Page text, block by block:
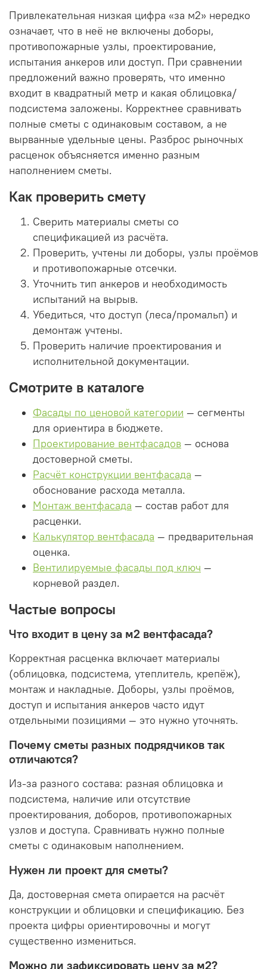
Привлекательная низкая цифра «за м2» нередко
означает, что в неё не включены доборы,
противопожарные узлы, проектирование,
испытания анкеров или доступ. При сравнении
предложений важно проверять, что именно
входит в квадратный метр и какая облицовка/
подсистема заложены. Корректнее сравнивать
полные сметы с одинаковым составом, а не
вырванные удельные цены. Разброс рыночных
расценок объясняется именно разным
наполнением сметы.
Как проверить смету
Сверить материалы сметы со
спецификацией из расчёта.
Проверить, учтены ли доборы, узлы проёмов
и противопожарные отсечки.
Уточнить тип анкеров и необходимость
испытаний на вырыв.
Убедиться, что доступ (леса/промальп) и
демонтаж учтены.
Проверить наличие проектирования и
исполнительной документации.
Смотрите в каталоге
Фасады по ценовой категории — сегменты
для ориентира в бюджете.
Проектирование вентфасадов — основа
достоверной сметы.
Расчёт конструкции вентфасада —
обоснование расхода металла.
Монтаж вентфасада — состав работ для
расценки.
Калькулятор вентфасада — предварительная
оценка.
Вентилируемые фасады под ключ —
корневой раздел.
Частые вопросы
Что входит в цену за м2 вентфасада?
Корректная расценка включает материалы
(облицовка, подсистема, утеплитель, крепёж),
монтаж и накладные. Доборы, узлы проёмов,
доступ и испытания анкеров часто идут
отдельными позициями — это нужно уточнять.
Почему сметы разных подрядчиков так
отличаются?
Из-за разного состава: разная облицовка и
подсистема, наличие или отсутствие
проектирования, доборов, противопожарных
узлов и доступа. Сравнивать нужно полные
сметы с одинаковым наполнением.
Нужен ли проект для сметы?
Да, достоверная смета опирается на расчёт
конструкции и облицовки и спецификацию. Без
проекта цифры ориентировочны и могут
существенно измениться.
Можно ли зафиксировать цену за м2?